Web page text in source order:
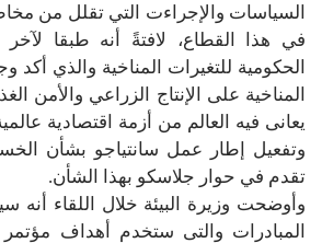
السياسات والإجراءت التي تقلل من
في هذا القطاع، لافتةً أنه طبقا لآخر
الحكومية للتغيرات المناخية والذي أكد
المناخية على الإنتاج الزراعي والأمن
يعانى فيه العالم من أزمة اقتصادية
وتفعيل إطار عمل سانتياجو بشأن
تقدم في حوار جلاسكو بهذا الشأن.
وأوضحت وزيرة البيئة خلال اللقاء أنه